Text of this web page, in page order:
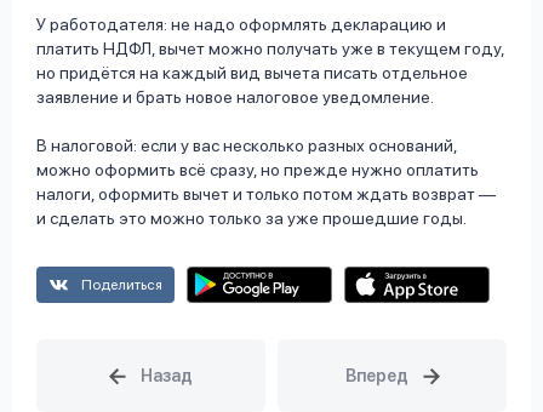
У работодателя: не надо оформлять декларацию и
платить НДФЛ, вычет можно получать уже в текущем году,
но придётся на каждый вид вычета писать отдельное
заявление и брать новое налоговое уведомление.
В налоговой: если у вас несколько разных оснований,
можно оформить всё сразу, но прежде нужно оплатить
налоги, оформить вычет и только потом ждать возврат —
и сделать это можно только за уже прошедшие годы.
Поделиться